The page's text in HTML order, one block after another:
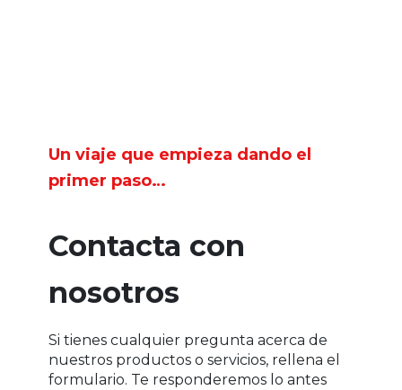
Un viaje que empieza dando el
primer paso…
Contacta con
nosotros
Si tienes cualquier pregunta acerca de
nuestros productos o servicios, rellena el
formulario. Te responderemos lo antes